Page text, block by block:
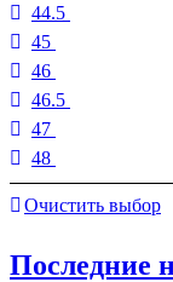
44.5
45
46
46.5
47
48
Очистить выбор
Последние